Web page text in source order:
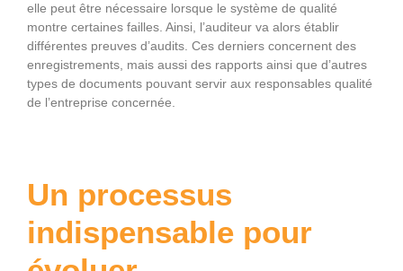
elle peut être nécessaire lorsque le système de qualité
montre certaines failles. Ainsi, l’auditeur va alors établir
différentes preuves d’audits. Ces derniers concernent des
enregistrements, mais aussi des rapports ainsi que d’autres
types de documents pouvant servir aux responsables qualité
de l’entreprise concernée.
Un processus
indispensable pour